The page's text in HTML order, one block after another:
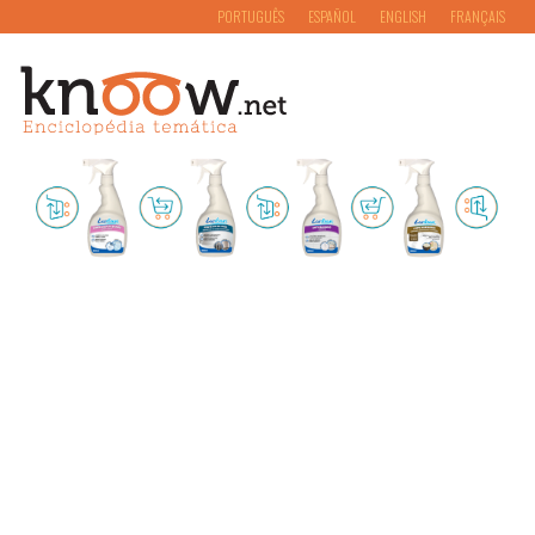
PORTUGUÊS ESPAÑOL ENGLISH FRANÇAIS